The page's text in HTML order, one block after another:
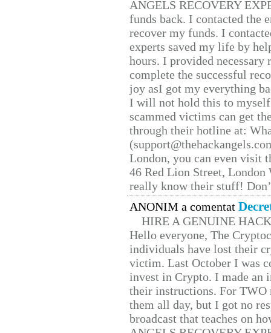
ANGELS RECOVERY
funds back. I contacted the
recover my funds. I
experts saved my life by
hours. I provided
complete the successful
joy asI got my everything
I will not hold this to
scammed victims can get
through their hotline at:
London, you can even visit
46 Red Lion Street, London
really know their stuff!
ANONIM a comentat
HIRE A GENUINE
Hello everyone, The
individuals have lost their
victim. Last October I was
invest in Crypto. I made
their instructions. For TWO
them all day, but I got no
broadcast that teaches on